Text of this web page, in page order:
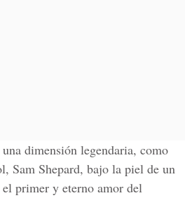
dimensión legendaria, como
Sam Shepard, bajo la piel de un
primer y eterno amor del